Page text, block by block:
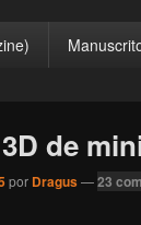
de
por Dragus—23